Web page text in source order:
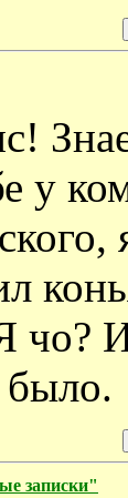
у
чо?
записки"